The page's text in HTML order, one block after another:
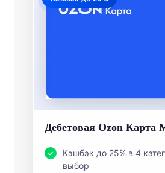
Дебетовая Ozon
Кэшбэк до 25% в 4
выбор